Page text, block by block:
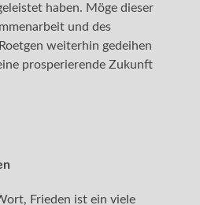
haben. Möge dieser
und des
weiterhin gedeihen
prosperierende Zukunft
Frieden ist ein viele